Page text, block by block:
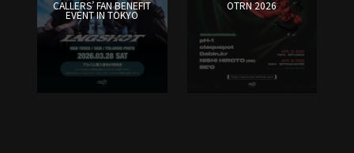
CALLERS’ FAN BENEFIT
EVENT IN TOKYO
OTRN 2026